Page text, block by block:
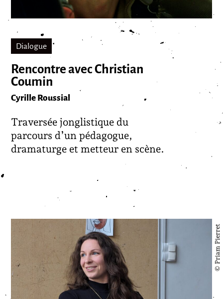
Dialogue
Rencontre avec Christian
Coumin
Cyrille Roussial
Traversée jonglistique du
parcours d’un pédagogue,
dramaturge et metteur en scène.
© Priam Pierret